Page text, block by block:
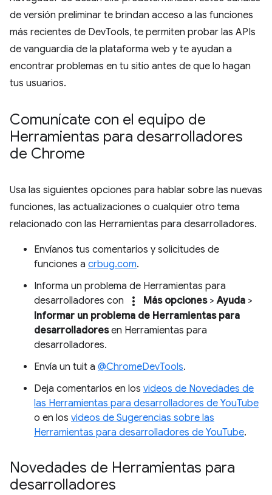
de versión preliminar te brindan acceso a las funciones
más recientes de DevTools, te permiten probar las APIs
de vanguardia de la plataforma web y te ayudan a
encontrar problemas en tu sitio antes de que lo hagan
tus usuarios.
Comunícate con el equipo de
Herramientas para desarrolladores
de Chrome
Usa las siguientes opciones para hablar sobre las nuevas
funciones, las actualizaciones o cualquier otro tema
relacionado con las Herramientas para desarrolladores.
Envíanos tus comentarios y solicitudes de
funciones a crbug.com.
Informa un problema de Herramientas para
desarrolladores con
more_vert Más opciones>Ayuda >
Informar un problema de Herramientas para
desarrolladoresen Herramientas para
desarrolladores.
Envía un tuit a @ChromeDevTools.
Deja comentarios en los videos de Novedades de
las Herramientas para desarrolladores de YouTube
o en los videos de Sugerencias sobre las
Herramientas para desarrolladores de YouTube.
Novedades de Herramientas para
desarrolladores